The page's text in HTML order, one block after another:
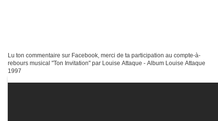
Lu ton commentaire sur Facebook, merci de ta participation au compte-à-
rebours musical "Ton Invitation" par Louise Attaque - Album Louise Attaque
1997